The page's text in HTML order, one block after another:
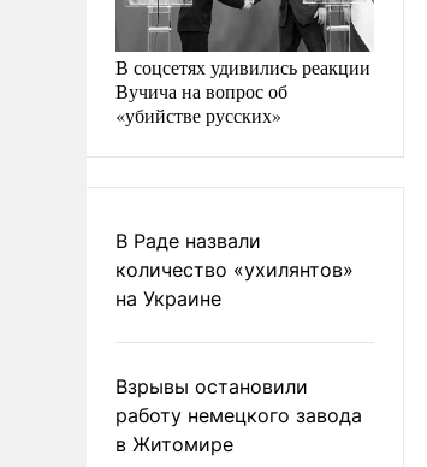
В соцсетях удивились реакции
Вучича на вопрос об
«убийстве русских»
В Раде назвали
количество «ухилянтов»
на Украине
Взрывы остановили
работу немецкого завода
в Житомире